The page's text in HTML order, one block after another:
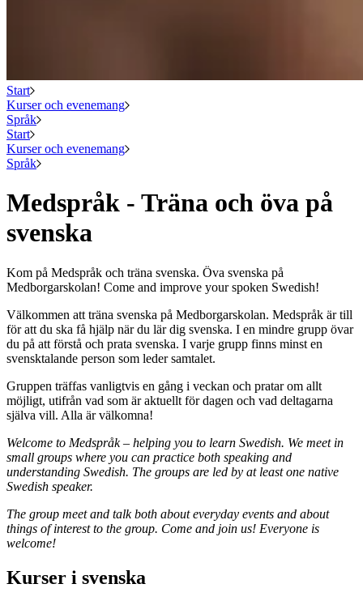
Start
Kurser och evenemang
Språk
Start
Kurser och evenemang
Språk
Medspråk - Träna och öva på
svenska
Kom på Medspråk och träna svenska. Öva svenska på
Medborgarskolan! Come and improve your spoken Swedish!
Välkommen att träna svenska på Medborgarskolan. Medspråk är till
för att du ska få hjälp när du lär dig svenska. I en mindre grupp övar
du på att förstå och prata svenska. I varje grupp finns minst en
svensktalande person som leder samtalet.
Gruppen träffas vanligtvis en gång i veckan och pratar om allt
möjligt, utifrån vad som är aktuellt för dagen och vad deltagarna
själva vill. Alla är välkomna!
Welcome to Medspråk – helping you to learn Swedish. We meet in
small groups where you can practice both speaking and
understanding Swedish. The groups are led by at least one native
Swedish speaker.
The group meet and talk both about everyday events and about
things of interest to the group. Come and join us! Everyone is
welcome!
Kurser i svenska